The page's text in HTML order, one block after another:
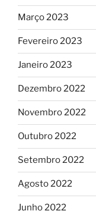
Março 2023
Fevereiro 2023
Janeiro 2023
Dezembro 2022
Novembro 2022
Outubro 2022
Setembro 2022
Agosto 2022
Junho 2022